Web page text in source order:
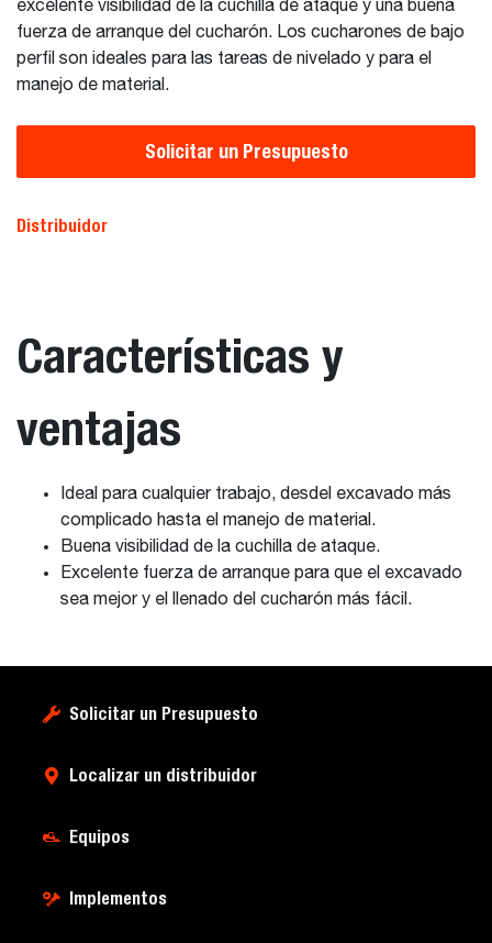
excelente visibilidad de la cuchilla de ataque y una buena
fuerza de arranque del cucharón. Los cucharones de bajo
perfil son ideales para las tareas de nivelado y para el
manejo de material.
Solicitar un Presupuesto
Distribuidor
Características y
ventajas
Ideal para cualquier trabajo, desdel excavado más
complicado hasta el manejo de material.
Buena visibilidad de la cuchilla de ataque.
Excelente fuerza de arranque para que el excavado
sea mejor y el llenado del cucharón más fácil.
Solicitar un Presupuesto
Localizar un distribuidor
Equipos
Implementos